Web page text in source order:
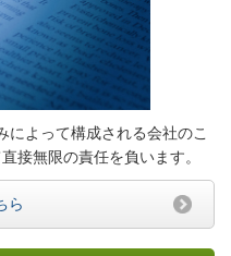
よって構成される会社のこ
接無限の責任を負います。
ら